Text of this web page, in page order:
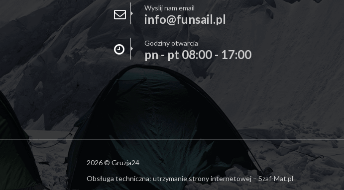
Wyslij nam email
info@funsail.pl
Godziny otwarcia
pn - pt 08:00 - 17:00
2026 © Gruzja24
Obsługa techniczna: utrzymanie strony internetowej – Szaf-Mat.pl